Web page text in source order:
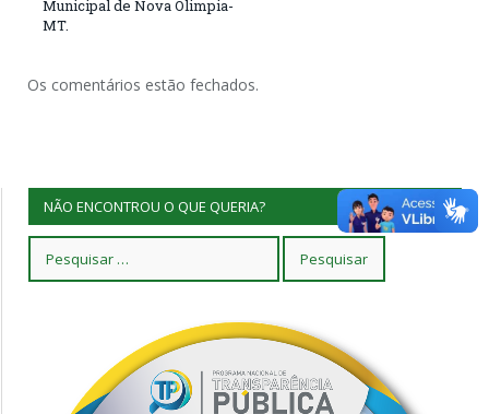
Municipal de Nova Olimpia-
MT.
Os comentários estão fechados.
NÃO ENCONTROU O QUE QUERIA?